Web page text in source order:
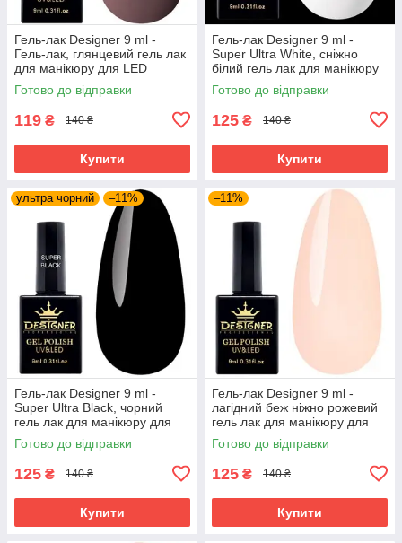
Гель-лак Designer 9 ml -
Гель-лак, глянцевий гель лак
для манікюру для LED
лампи, лак Дизайнер
Готово до відправки
119 ₴ 140 ₴
Купити
Гель-лак Designer 9 ml -
Super Ultra White, сніжно
білий гель лак для манікюру
для LED лампи, лак
Дизайнер
Готово до відправки
125 ₴ 140 ₴
Купити
ультра чорний –11%
Гель-лак Designer 9 ml -
Super Ultra Black, чорний
гель лак для манікюру для
LED лампи, лак Дизайнер
Готово до відправки
125 ₴ 140 ₴
Купити
–11%
Гель-лак Designer 9 ml -
лагідний беж ніжно рожевий
гель лак для манікюру для
LED лампи, лак Дизайнер
Готово до відправки
125 ₴ 140 ₴
Купити